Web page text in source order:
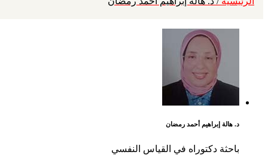
د. هالة إبراهيم أحمد رمضان
باحثة دكتوراه في القياس النفسي